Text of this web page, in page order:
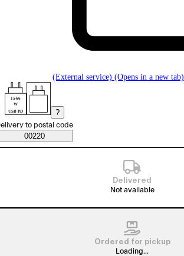
(External service) (Opens in a new tab)
15-66
W
USB PD
?
Saatavuustiedot
order method
to postal code
00220
Delivered
Not available
Ordered for pickup
Loading...